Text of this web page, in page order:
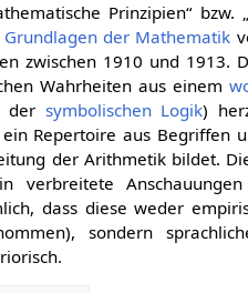
Prinzipien“
Grundlagen der Mathematik
zwischen 1910 und 1913.
Wahrheiten aus einem
der symbolischen Logik)
Repertoire aus Begriffen
der Arithmetik bildet.
verbreitete
dass diese weder
sondern